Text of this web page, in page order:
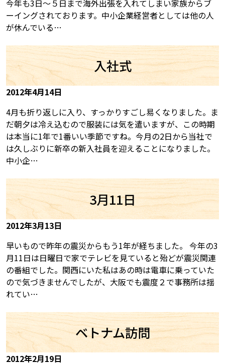
今年も3日〜５日まで海外出張を入れてしまい家族からブ
ーイングされております。中小企業経営者としては他の人
が休んでいる…
入社式
2012年4月14日
4月も折り返しに入り、すっかりすごし易くなりました。ま
だ朝夕は冷え込むので服装には気を遣いますが、この時期
は本当に1年で1番いい季節ですね。今月の2日から当社で
は久しぶりに新卒の新入社員を迎えることになりました。
中小企…
3月11日
2012年3月13日
早いもので昨年の震災からもう1年が経ちました。 今年の3
月11日は日曜日で家でテレビを見ていると殆どが震災関連
の番組でした。関西にいた私はあの時は電車に乗っていた
ので気づきませんでしたが、大阪でも震度２で事務所は揺
れてい…
ベトナム訪問
2012年2月19日